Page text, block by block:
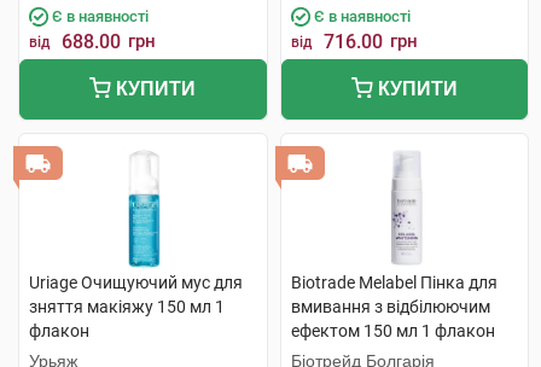
Є в наявності
від 688.00 грн
КУПИТИ
Є в наявності
від 716.00 грн
КУПИТИ
Uriage Очищуючий мус для
зняття макіяжу 150 мл 1
флакон
Урьяж
Biotrade Melabel Пінка для
вмивання з відбілюючим
ефектом 150 мл 1 флакон
Біотрейд Болгарія